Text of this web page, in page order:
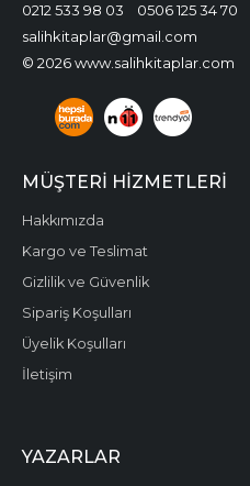
0212 533 98 03
0506 125 34 70
salihkitaplar@gmail.com
© 2026 www.salihkitaplar.com
MÜŞTERI HIZMETLERI
Hakkımızda
Kargo ve Teslimat
Gizlilik ve Güvenlik
Sipariş Koşulları
Üyelik Koşulları
İletişim
YAZARLAR